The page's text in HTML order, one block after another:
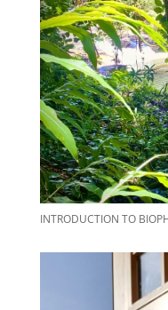
INTRODUCTION TO